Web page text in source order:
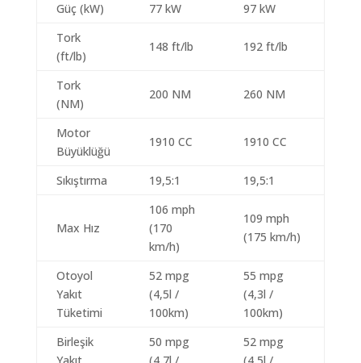
Güç (kW)
77 kW
97 kW
Tork
(ft/lb)
148 ft/lb 192 ft/lb
Tork
(NM)
200 NM 260 NM
Motor
Büyüklüğü
1910 CC 1910 CC
Sıkıştırma 19,5:1 19,5:1
Max Hız
106 mph
(170
km/h)
109 mph
(175 km/h)
Otoyol
Yakıt
Tüketimi
52 mpg
(4,5l /
100km)
55 mpg
(4,3l /
100km)
Birleşik
50 mpg
52 mpg